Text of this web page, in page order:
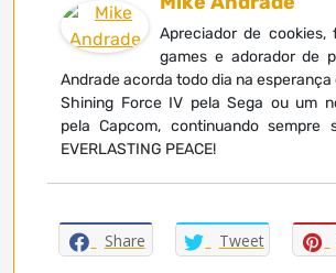
Apreciador de
games e adorador de
Andrade acorda todo dia na esperança
Shining Force IV pela Sega ou um
pela Capcom, continuando sempre
EVERLASTING PEACE!
Share Tweet